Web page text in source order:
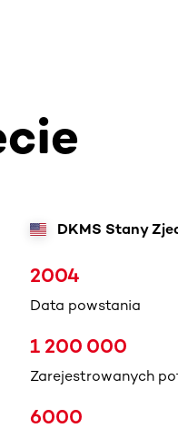
DKMS Stany
2004
Data powstania
1 200 000
Zarejestrowanych
6000